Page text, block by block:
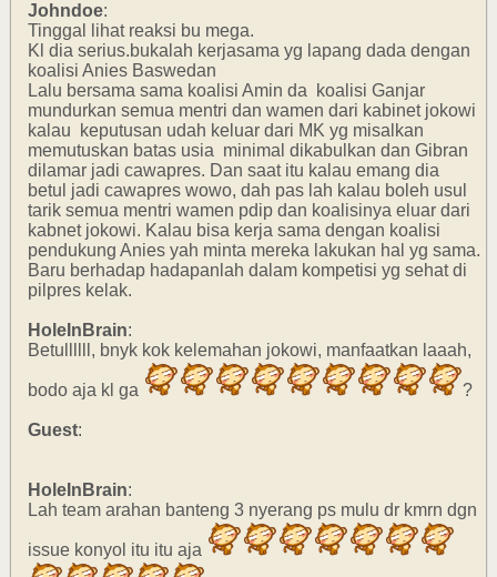
Johndoe:
Tinggal lihat reaksi bu mega.
Kl dia serius.bukalah kerjasama yg lapang dada dengan
koalisi Anies Baswedan
Lalu bersama sama koalisi Amin da koalisi Ganjar
mundurkan semua mentri dan wamen dari kabinet jokowi
kalau keputusan udah keluar dari MK yg misalkan
memutuskan batas usia minimal dikabulkan dan Gibran
dilamar jadi cawapres. Dan saat itu kalau emang dia
betul jadi cawapres wowo, dah pas lah kalau boleh usul
tarik semua mentri wamen pdip dan koalisinya eluar dari
kabnet jokowi. Kalau bisa kerja sama dengan koalisi
pendukung Anies yah minta mereka lakukan hal yg sama.
Baru berhadap hadapanlah dalam kompetisi yg sehat di
pilpres kelak.
HoleInBrain:
Betullllll, bnyk kok kelemahan jokowi, manfaatkan laaah,
bodo aja kl ga ?
Guest:
HoleInBrain:
Lah team arahan banteng 3 nyerang ps mulu dr kmrn dgn
issue konyol itu itu aja